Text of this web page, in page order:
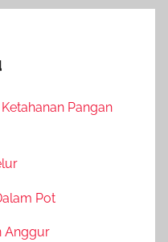
Pangan
Pot
Anggur